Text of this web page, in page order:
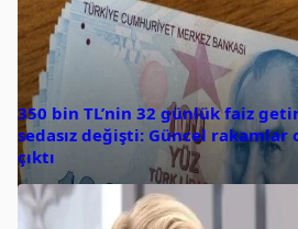
350 bin TL’nin 32 günlük faiz
sedasız değişti: Güncel rakamlar
çıktı